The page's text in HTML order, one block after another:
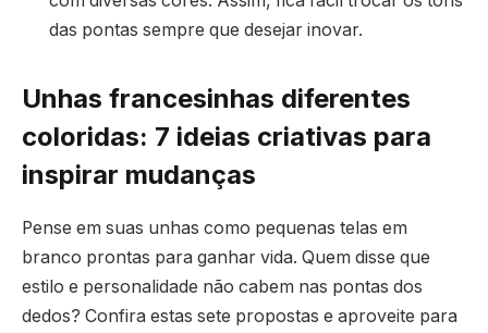
das pontas sempre que desejar inovar.
Unhas francesinhas diferentes
coloridas: 7 ideias criativas para
inspirar mudanças
Pense em suas unhas como pequenas telas em
branco prontas para ganhar vida. Quem disse que
estilo e personalidade não cabem nas pontas dos
dedos? Confira estas sete propostas e aproveite para